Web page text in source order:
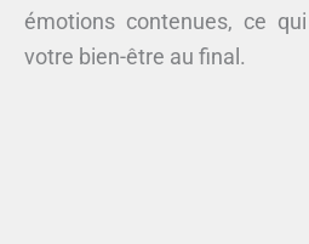
émotions contenues, ce
votre bien-être au final.